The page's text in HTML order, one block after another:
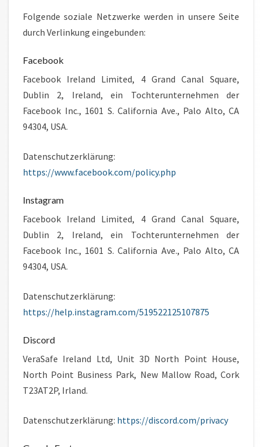
Folgende soziale Netzwerke werden in unsere Seite
durch Verlinkung eingebunden:
Facebook
Facebook Ireland Limited, 4 Grand Canal Square,
Dublin 2, Ireland, ein Tochterunternehmen der
Facebook Inc., 1601 S. California Ave., Palo Alto, CA
94304, USA.
Datenschutzerklärung:
https://www.facebook.com/policy.php
Instagram
Facebook Ireland Limited, 4 Grand Canal Square,
Dublin 2, Ireland, ein Tochterunternehmen der
Facebook Inc., 1601 S. California Ave., Palo Alto, CA
94304, USA.
Datenschutzerklärung:
https://help.instagram.com/519522125107875
Discord
VeraSafe Ireland Ltd, Unit 3D North Point House,
North Point Business Park, New Mallow Road, Cork
T23AT2P, Irland.
Datenschutzerklärung: https://discord.com/privacy